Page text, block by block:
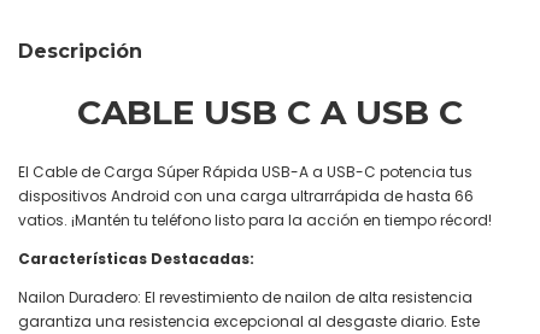
Descripción
CABLE USB C A USB C
El Cable de Carga Súper Rápida USB-A a USB-C potencia tus
dispositivos Android con una carga ultrarrápida de hasta 66
vatios. ¡Mantén tu teléfono listo para la acción en tiempo récord!
Características Destacadas:
Nailon Duradero: El revestimiento de nailon de alta resistencia
garantiza una resistencia excepcional al desgaste diario. Este